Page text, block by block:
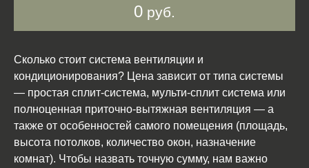
0 руб.
Сколько стоит система вентиляции и
кондиционирования? Цена зависит от типа системы
— простая сплит-система, мульти-сплит система или
полноценная приточно-вытяжная вентиляция — а
также от особенностей самого помещения (площадь,
высота потолков, количество окон, назначение
комнат). Чтобы назвать точную сумму, нам важно